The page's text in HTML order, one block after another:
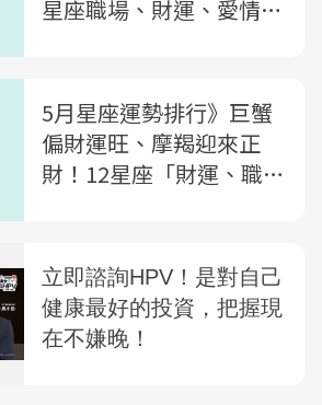
星座職場、財運、愛情全
5月星座運勢排行》巨蟹
偏財運旺、摩羯迎來正
財！12星座「財運、職